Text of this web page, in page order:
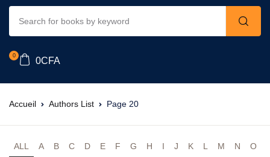
0
0CFA
Accueil Authors List Page 20
ALL A B C D E F G H I J K L M N O